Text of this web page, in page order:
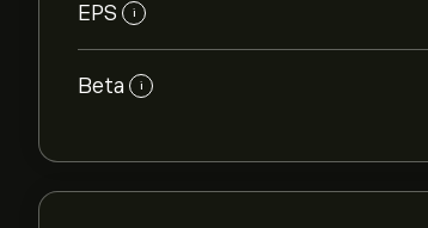
EPS i
Beta i